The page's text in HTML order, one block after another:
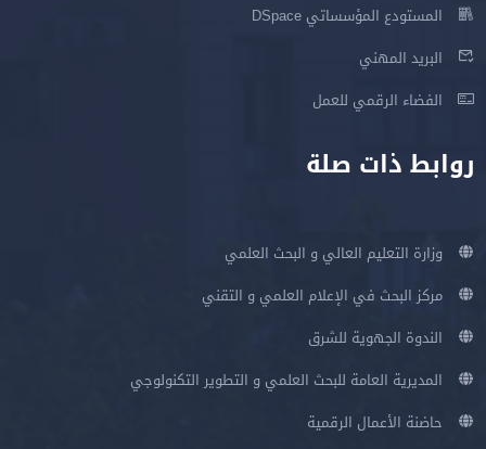
المستودع المؤسساتي DSpace
البريد المهني
الفضاء الرقمي للعمل
روابط ذات صلة
وزارة التعليم العالي و البحث العلمي
مركز البحث في الإعلام العلمي و التقني
الندوة الجهوية للشرق
المديرية العامة للبحث العلمي و التطوير التكنولوجي
حاضنة الأعمال الرقمية